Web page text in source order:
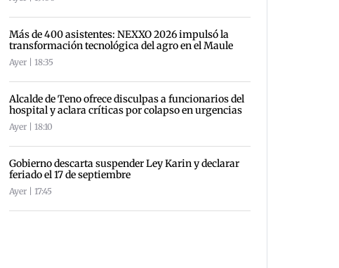
Más de 400 asistentes: NEXXO 2026 impulsó la
transformación tecnológica del agro en el Maule
Ayer | 18:35
Alcalde de Teno ofrece disculpas a funcionarios del
hospital y aclara críticas por colapso en urgencias
Ayer | 18:10
Gobierno descarta suspender Ley Karin y declarar
feriado el 17 de septiembre
Ayer | 17:45